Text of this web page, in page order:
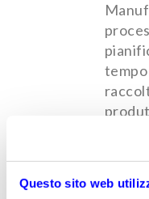
Questo sito web